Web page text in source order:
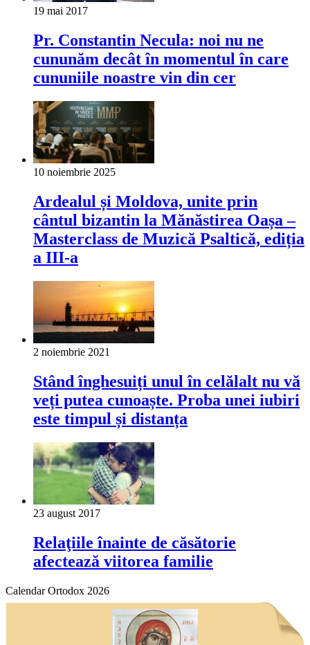
19 mai 2017
Pr. Constantin Necula: noi nu ne
cununăm decât în momentul în care
cununiile noastre vin din cer
10 noiembrie 2025
Ardealul și Moldova, unite prin
cântul bizantin la Mănăstirea Oașa –
Masterclass de Muzică Psaltică, ediția
a III-a
2 noiembrie 2021
Stând înghesuiți unul în celălalt nu vă
veți putea cunoaște. Proba unei iubiri
este timpul și distanța
23 august 2017
Relaţiile înainte de căsătorie
afectează viitorea familie
Calendar Ortodox 2026